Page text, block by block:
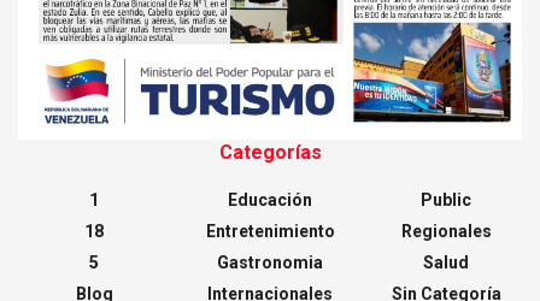
Categorías
1
18
5
Blog
Educación
Entretenimiento
Gastronomia
Internacionales
Public
Regionales
Salud
Sin Categoría